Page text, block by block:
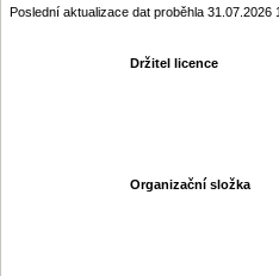
Poslední aktualizace dat proběhla 31.07.2026
Držitel licence
Organizační složka